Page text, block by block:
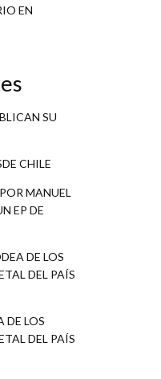
EN
SU
CHILE
MANUEL
EP DE
DE LOS
DEL PAÍS
DE LOS
DEL PAÍS